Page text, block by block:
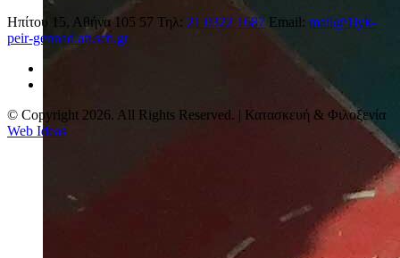
Ηπίτου 15, Αθήνα 105 57 Τηλ: 21 0322 1687 Email: mail@1lyk-
peir-gennad.att.sch.gr
© Copyright 2026. All Rights Reserved. | Κατασκευή & Φιλοξενία
Web Ideas